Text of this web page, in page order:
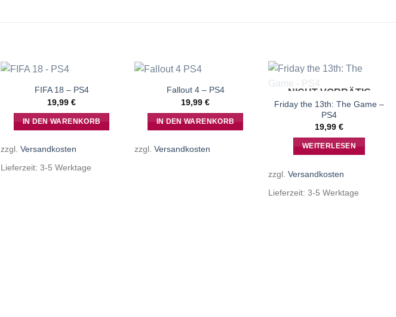
FIFA 18 – PS4
19,99 €
IN DEN WARENKORB
zzgl. Versandkosten
Lieferzeit: 3-5 Werktage
Fallout 4 – PS4
19,99 €
IN DEN WARENKORB
zzgl. Versandkosten
NICHT VORRÄTIG
Friday the 13th: The Game –
PS4
19,99 €
WEITERLESEN
zzgl. Versandkosten
Lieferzeit: 3-5 Werktage